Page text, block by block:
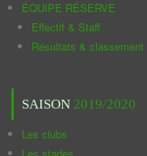
ÉQUIPE RÉSERVE
Effectif & Staff
Résultats & classement
SAISON 2019/2020
Les clubs